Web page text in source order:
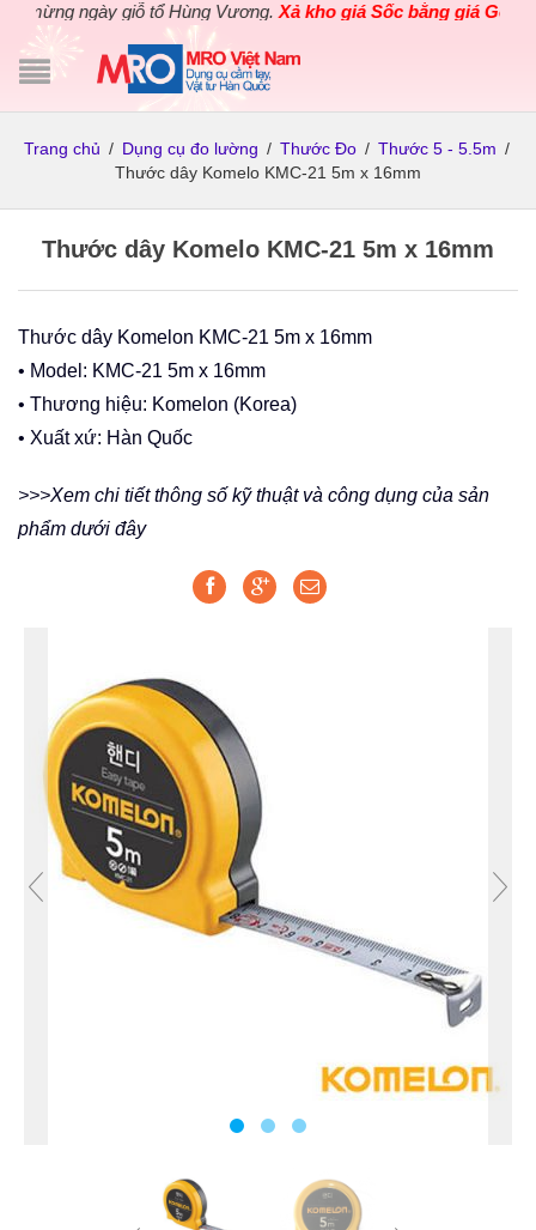
ngày giỗ tổ Hùng Vương.Xả kho giá Sốc bằng giá Gốccho
Trang chủ / Dụng cụ đo lường / Thước Đo / Thước 5 - 5.5m /
Thước dây Komelo KMC-21 5m x 16mm
Thước dây Komelo KMC-21 5m x 16mm
Thước dây Komelon KMC-21 5m x 16mm
• Model: KMC-21 5m x 16mm
• Thương hiệu: Komelon (Korea)
• Xuất xứ: Hàn Quốc
>>>Xem chi tiết thông số kỹ thuật và công dụng của sản
phẩm dưới đây